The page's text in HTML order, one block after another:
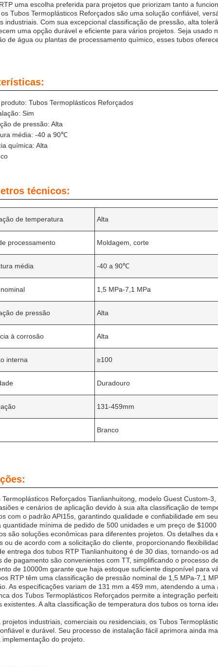
uma escolha preferida para projetos que priorizam tanto a
Tubos Termoplásticos Reforçados são uma solução confiável,
industriais. Com sua excepcional classificação de pressão, alta
uma opção durável e eficiente para vários projetos. Seja usado
de água ou plantas de processamento químico, esses tubos
Tubos Termoplásticos Reforçados
Sim
de pressão: Alta
média: -40 a 90℃
química: Alta
técnicos:
de temperatura Alta
processamento Moldagem, corte
média -40 a 90℃
1,5 MPa-7,1 MPa
de pressão Alta
à corrosão Alta
interna ≥100
Duradouro
131-459mm
Branco
Termoplásticos Reforçados Tianlianhuitong, modelo Guest Custom-
e cenários de aplicação devido à sua alta classificação de
com o padrão API15s, garantindo qualidade e confiabilidade em
quantidade mínima de pedido de 500 unidades e um preço de
são soluções econômicas para diferentes projetos. Os detalhes
ou de acordo com a solicitação do cliente, proporcionando
entrega dos tubos RTP Tianlianhuitong é de 30 dias, tornando-os
de pagamento são convenientes com TT, simplificando o processo
de 10000m garante que haja estoque suficiente disponível para
RTP têm uma classificação de pressão nominal de 1,5 MPa-7,1
As especificações variam de 131 mm a 459 mm, atendendo a
dos Tubos Termoplásticos Reforçados permite a integração
existentes. A alta classificação de temperatura dos tubos os torna
projetos industriais, comerciais ou residenciais, os Tubos
e durável. Seu processo de instalação fácil aprimora ainda
do projeto.